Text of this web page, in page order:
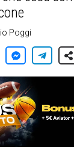
Poggi